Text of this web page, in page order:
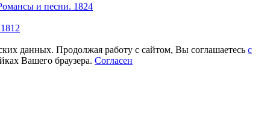
и песни. 1824
данных. Продолжая работу с сайтом, Вы соглашаетесь с
Вашего браузера. Согласен